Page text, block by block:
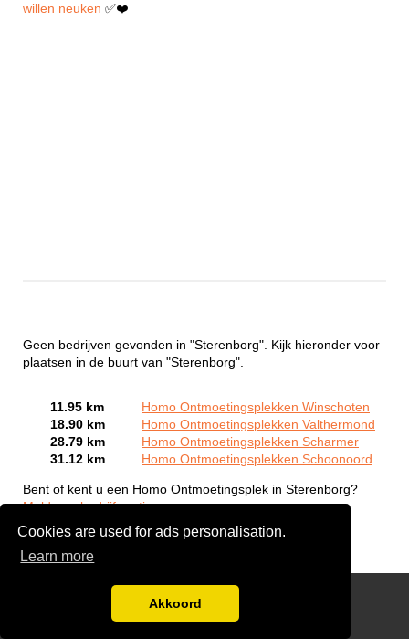
Cookies are used for ads personalisation.
Learn more
Akkoord
willen neuken ✅❤️
Geen bedrijven gevonden in "Sterenborg". Kijk hieronder voor
plaatsen in de buurt van "Sterenborg".
11.95 km
Homo Ontmoetingsplekken Winschoten
18.90 km
Homo Ontmoetingsplekken Valthermond
28.79 km
Homo Ontmoetingsplekken Scharmer
31.12 km
Homo Ontmoetingsplekken Schoonoord
Bent of kent u een Homo Ontmoetingsplek in Sterenborg?
Meld een bedrijf gratis aan